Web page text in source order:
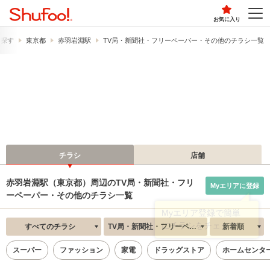
お気に入り
す 東京都 赤羽岩淵駅 TV局・新聞社・フリーペーパー・その他のチラシ一覧
チラシ 店舗
赤羽岩淵駅（東京都）周辺のTV局・新聞社・フリ
ーペーパー・その他のチラシ一覧
Myエリアに登録
すべてのチラシ TV局・新聞社・フリーペーパー・その他 新着順
スーパー ファッション 家電 ドラッグストア ホームセンタ